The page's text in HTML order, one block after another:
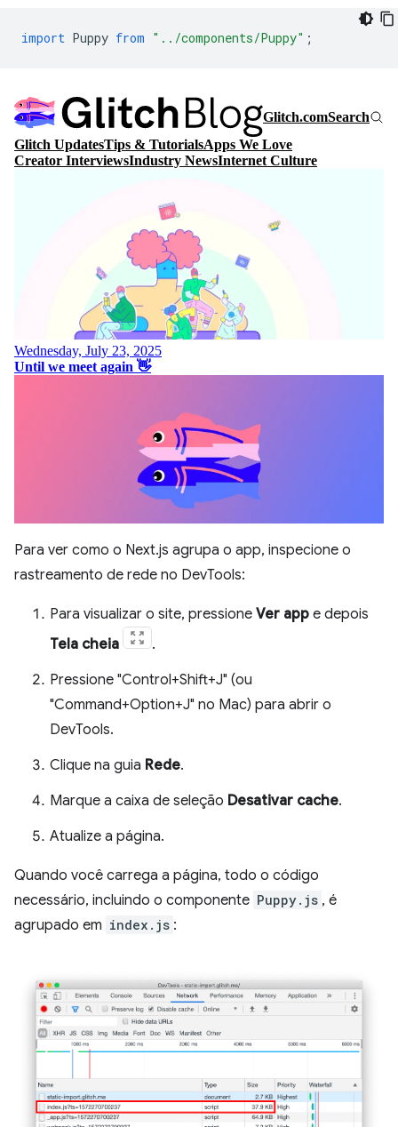
import Puppy from "../components/Puppy" ;
Para ver como o Next.js agrupa o app, inspecione o
rastreamento de rede no DevTools:
Para visualizar o site, pressione Ver app e depois
Tela cheia
.
Pressione "Control+Shift+J" (ou
"Command+Option+J" no Mac) para abrir o
DevTools.
Clique na guia Rede.
Marque a caixa de seleção Desativar cache.
Atualize a página.
Quando você carrega a página, todo o código
necessário, incluindo o componente Puppy.js , é
agrupado em index.js :